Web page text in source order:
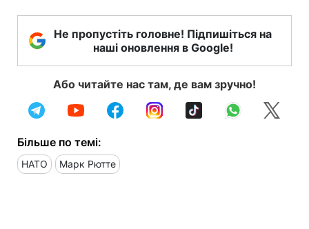
Не пропустіть головне! Підпишіться на
наші оновлення в Google!
Або читайте нас там, де вам зручно!
Більше по темі:
НАТО Марк Рютте